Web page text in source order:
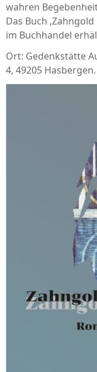
wahren
Das Buch
im Buchhandel
Ort: Gedenkstätte
4, 49205 Hasbergen.